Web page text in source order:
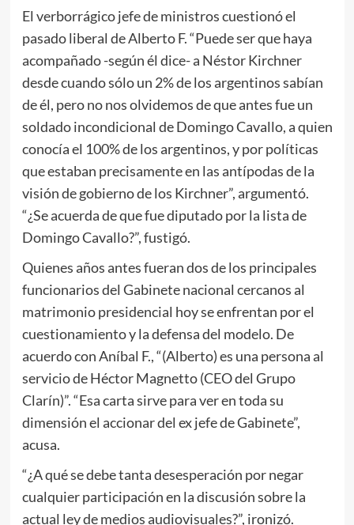
El verborrágico jefe de ministros cuestionó el
pasado liberal de Alberto F. “Puede ser que haya
acompañado -según él dice- a Néstor Kirchner
desde cuando sólo un 2% de los argentinos sabían
de él, pero no nos olvidemos de que antes fue un
soldado incondicional de Domingo Cavallo, a quien
conocía el 100% de los argentinos, y por políticas
que estaban precisamente en las antípodas de la
visión de gobierno de los Kirchner”, argumentó.
“¿Se acuerda de que fue diputado por la lista de
Domingo Cavallo?”, fustigó.
Quienes años antes fueran dos de los principales
funcionarios del Gabinete nacional cercanos al
matrimonio presidencial hoy se enfrentan por el
cuestionamiento y la defensa del modelo. De
acuerdo con Aníbal F., “(Alberto) es una persona al
servicio de Héctor Magnetto (CEO del Grupo
Clarín)”. “Esa carta sirve para ver en toda su
dimensión el accionar del ex jefe de Gabinete”,
acusa.
“¿A qué se debe tanta desesperación por negar
cualquier participación en la discusión sobre la
actual ley de medios audiovisuales?”, ironizó.